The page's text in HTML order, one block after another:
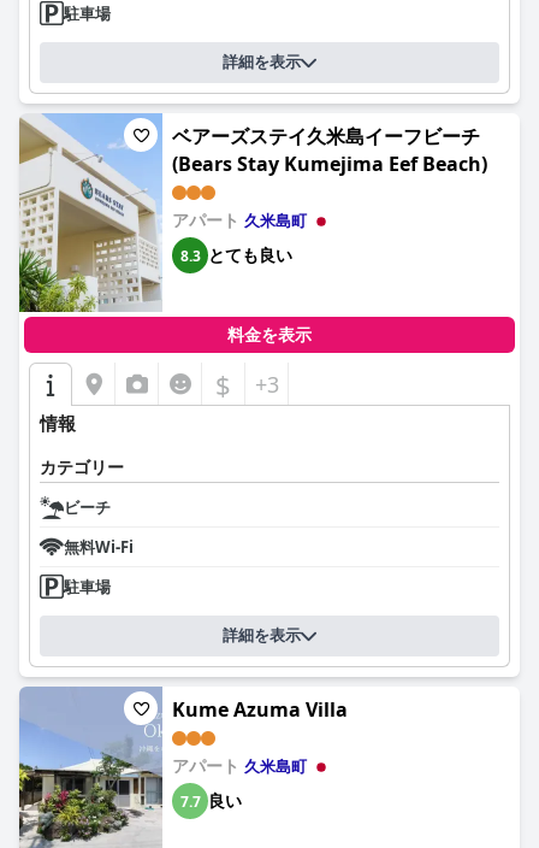
駐車場
詳細を表示
ベアーズステイ久米島イーフビーチ
(Bears Stay Kumejima Eef Beach)
アパート 久米島町
8.3 とても良い
料金を表示
$ +3
情報
カテゴリー
ビーチ
無料Wi-Fi
駐車場
詳細を表示
Kume Azuma Villa
アパート 久米島町
7.7 良い